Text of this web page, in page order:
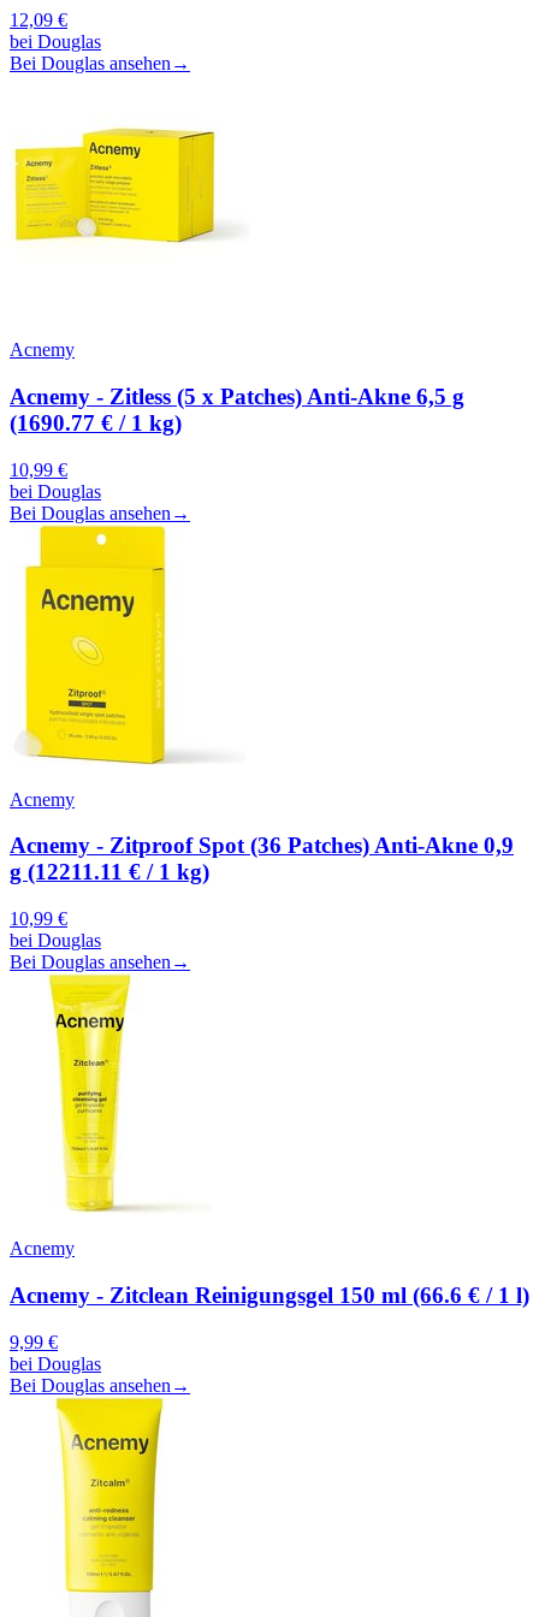
12,09 €
bei Douglas
Bei Douglas ansehen →
Acnemy
Acnemy - Zitless (5 x Patches) Anti-Akne 6,5 g
(1690.77 € / 1 kg)
10,99 €
bei Douglas
Bei Douglas ansehen →
Acnemy
Acnemy - Zitproof Spot (36 Patches) Anti-Akne 0,9
g (12211.11 € / 1 kg)
10,99 €
bei Douglas
Bei Douglas ansehen →
Acnemy
Acnemy - Zitclean Reinigungsgel 150 ml (66.6 € / 1 l)
9,99 €
bei Douglas
Bei Douglas ansehen →